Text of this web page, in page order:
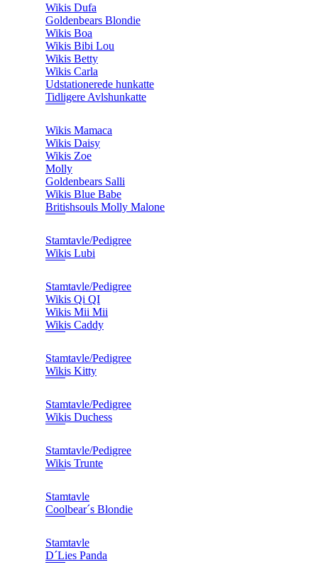
Wikis Dufa
Goldenbears Blondie
Wikis Boa
Wikis Bibi Lou
Wikis Betty
Wikis Carla
Udstationerede hunkatte
Tidligere Avlshunkatte
Wikis Mamaca
Wikis Daisy
Wikis Zoe
Molly
Goldenbears Salli
Wikis Blue Babe
Britishsouls Molly Malone
Stamtavle/Pedigree
Wikis Lubi
Stamtavle/Pedigree
Wikis Qi QI
Wikis Mii Mii
Wikis Caddy
Stamtavle/Pedigree
Wikis Kitty
Stamtavle/Pedigree
Wikis Duchess
Stamtavle/Pedigree
Wikis Trunte
Stamtavle
Coolbear´s Blondie
Stamtavle
D´Lies Panda